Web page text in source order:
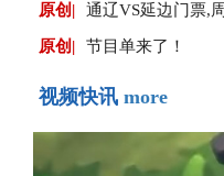
原创| 通辽VS延边门票,
原创| 节目单来了！
视频快讯 more